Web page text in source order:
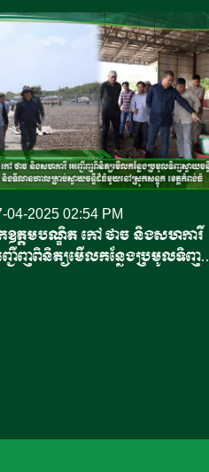
04-2025 02:54 PM
ឧត្តមបណ្ឌិត កៅ ថាច និងសហការី
ជើញពិនិត្យមើលកន្លែងប្រមូលទិញ